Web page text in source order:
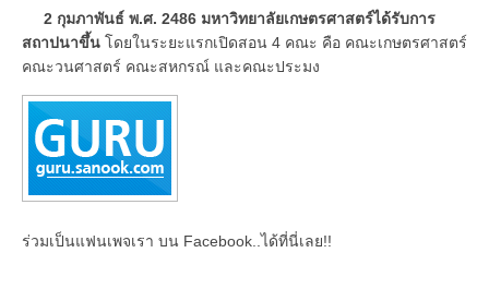
2 กุมภาพันธ์ พ.ศ. 2486 มหาวิทยาลัยเกษตรศาสตร์ได้รับการ
สถาปนาขึ้น โดยในระยะแรกเปิดสอน 4 คณะ คือ คณะเกษตรศาสตร์
คณะวนศาสตร์ คณะสหกรณ์ และคณะประมง
ร่วมเป็นแฟนเพจเรา บน Facebook..ได้ที่นี่เลย!!